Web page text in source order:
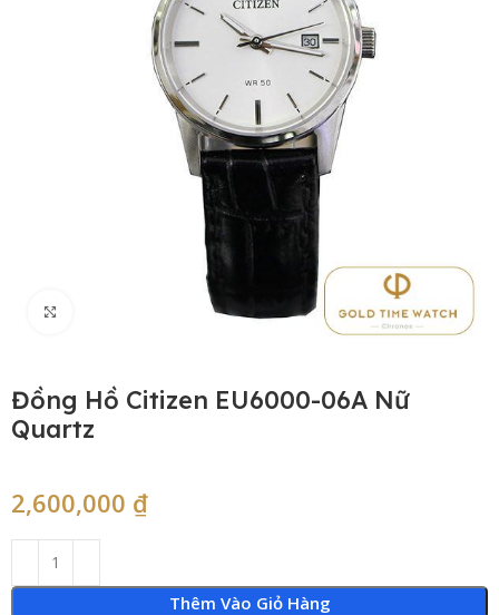
Đồng Hồ Citizen EU6000-06A Nữ
Quartz
2,600,000 ₫
Thêm Vào Giỏ Hàng